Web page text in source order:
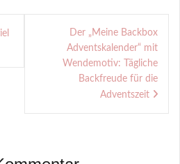
Der „Meine Backbox
Adventskalender“ mit
Wendemotiv: Tägliche
Backfreude für die
Adventszeit